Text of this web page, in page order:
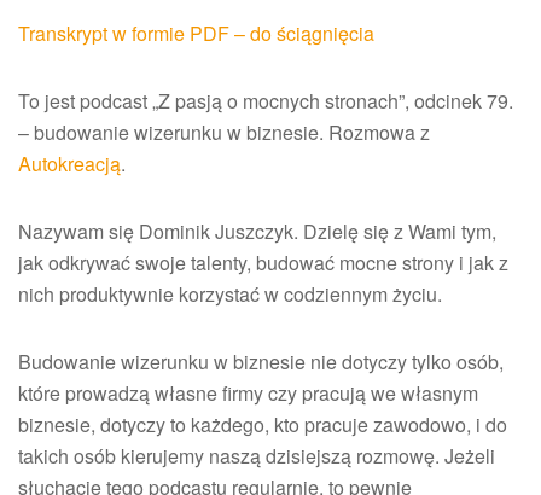
Transkrypt w formie PDF – do ściągnięcia
To jest podcast „Z pasją o mocnych stronach”, odcinek 79.
– budowanie wizerunku w biznesie. Rozmowa z
Autokreacją.
Nazywam się Dominik Juszczyk. Dzielę się z Wami tym,
jak odkrywać swoje talenty, budować mocne strony i jak z
nich produktywnie korzystać w codziennym życiu.
Budowanie wizerunku w biznesie nie dotyczy tylko osób,
które prowadzą własne firmy czy pracują we własnym
biznesie, dotyczy to każdego, kto pracuje zawodowo, i do
takich osób kierujemy naszą dzisiejszą rozmowę. Jeżeli
słuchacie tego podcastu regularnie, to pewnie